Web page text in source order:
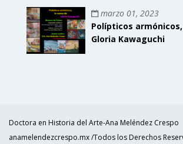
marzo 01, 2023
Polípticos
Gloria Kawaguchi
Doctora en Historia del Arte-Ana Meléndez Crespo
anamelendezcrespo.mx /Todos los Derechos